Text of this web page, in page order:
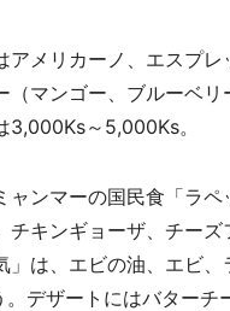
メリカーノ、エスプ
（マンゴー、ブルーベ
3,000Ks～5,000Ks。
ンマーの国民食「ラ
チキンギョーザ、チー
」は、エビの油、エビ
デザートにはバター